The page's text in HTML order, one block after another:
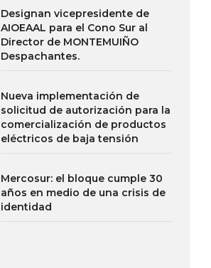
Designan vicepresidente de
AIOEAAL para el Cono Sur al
Director de MONTEMUIÑO
Despachantes.
Nueva implementación de
solicitud de autorización para la
comercialización de productos
eléctricos de baja tensión
Mercosur: el bloque cumple 30
años en medio de una crisis de
identidad